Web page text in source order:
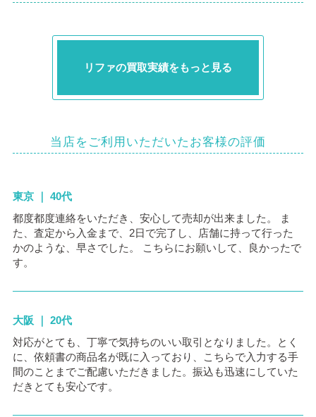
リファの買取実績をもっと見る
当店をご利用いただいたお客様の評価
東京 ｜ 40代
都度都度連絡をいただき、安心して売却が出来ました。 ま
た、査定から入金まで、2日で完了し、店舗に持って行った
かのような、早さでした。 こちらにお願いして、良かったで
す。
大阪 ｜ 20代
対応がとても、丁寧で気持ちのいい取引となりました。とく
に、依頼書の商品名が既に入っており、こちらで入力する手
間のことまでご配慮いただきました。振込も迅速にしていた
だきとても安心です。